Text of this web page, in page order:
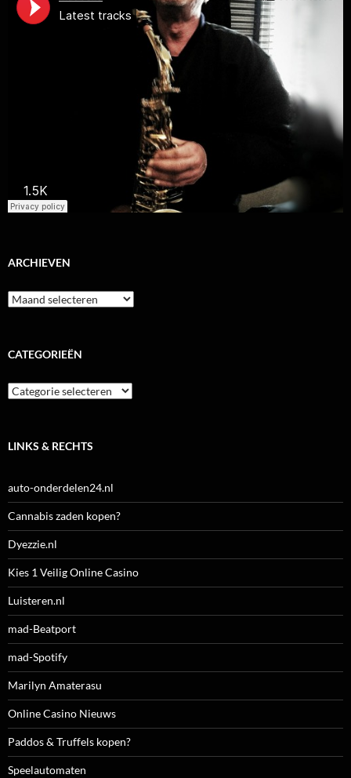
ARCHIEVEN
Archieven
CATEGORIEËN
Categorieën
LINKS & RECHTS
auto-onderdelen24.nl
Cannabis zaden kopen?
Dyezzie.nl
Kies 1 Veilig Online Casino
Luisteren.nl
mad-Beatport
mad-Spotify
Marilyn Amaterasu
Online Casino Nieuws
Paddos & Truffels kopen?
Speelautomaten